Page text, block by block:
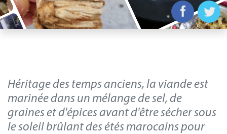
Héritage des temps anciens, la viande est
marinée dans un mélange de sel, de
graines et d'épices avant d'être sécher sous
le soleil brûlant des étés marocains pour